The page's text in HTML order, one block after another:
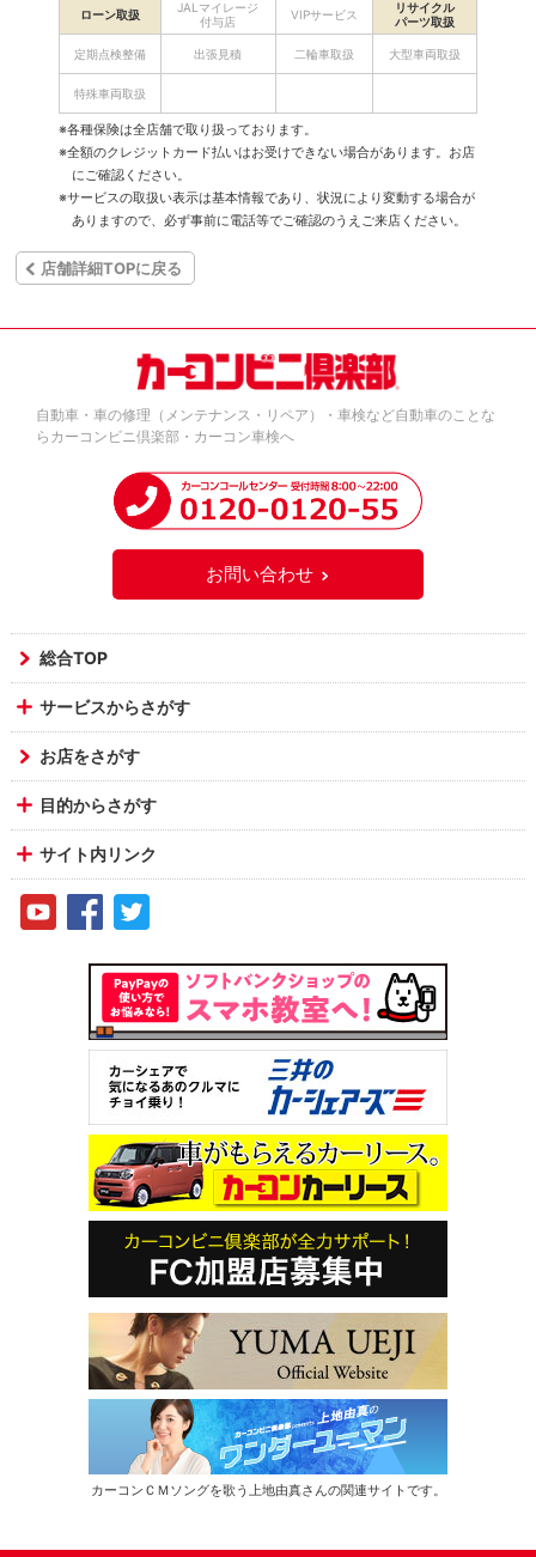
ローン取扱
JALマイレージ
付与店
VIPサービス
リサイクル
パーツ取扱
定期点検整備 出張見積 二輪車取扱 大型車両取扱
特殊車両取扱
※各種保険は全店舗で取り扱っております。
※全額のクレジットカード払いはお受けできない場合があります。お店
にご確認ください。
※サービスの取扱い表示は基本情報であり、状況により変動する場合が
ありますので、必ず事前に電話等でご確認のうえご来店ください。
店舗詳細TOPに戻る
自動車・車の修理（メンテナンス・リペア）・車検など自動車のことな
らカーコンビニ倶楽部・カーコン車検へ
お問い合わせ
総合TOP
サービスからさがす
お店をさがす
目的からさがす
サイト内リンク
カーコンＣＭソングを歌う上地由真さんの関連サイトです。